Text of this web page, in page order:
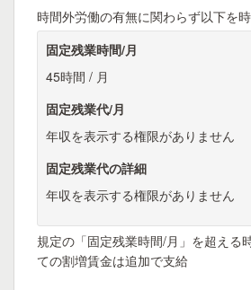
時間外労働の有無に関わらず以下を
固定残業時間/月
45時間 / 月
固定残業代/月
年収を表示する権限がありません
固定残業代の詳細
年収を表示する権限がありません
規定の「固定残業時間/月」を超える
ての割増賃金は追加で支給